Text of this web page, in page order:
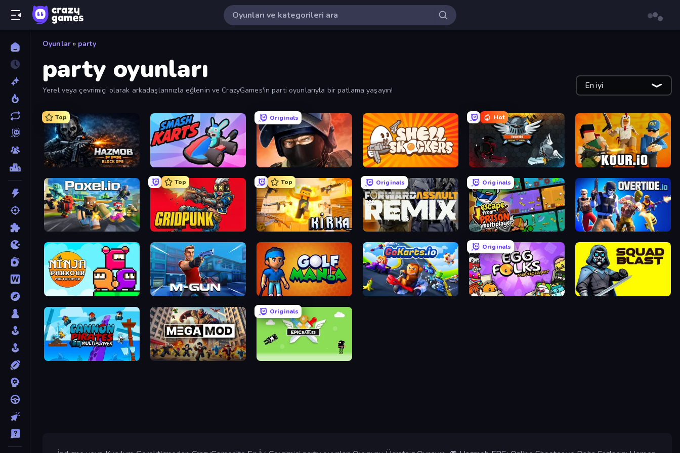
Oyunlar » party
party oyunları
Yerel veya çevrimiçi olarak arkadaşlarınızla eğlenin ve CrazyGames'in parti oyunlarıyla bir patlama yaşayın! En iyi
Top
Hazmob FPS: Online Shooter Smash Karts
Originals
Bullet Force Shell Shockers
Hot
EvoWars.io Kour.io
Poxel.io
Top
Gridpunk - 3v3 Battle Royale
Top
Kirka.io
Originals
Forward Assault Remix
Originals
Escape From Prison Multiplayer Overtide.io
Ninja Parkour Multiplayer Muscle Gun.IO Golf Mania GoKarts.io
Originals
Egg Folks Multiplayer SquadBlast
Cannon Pirates Multiplayer MegamodGames
Originals